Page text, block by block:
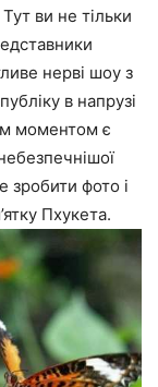
ви не тільки
нерві шоу з
в напрузі
моментом є
зробити фото і
Пхукета.